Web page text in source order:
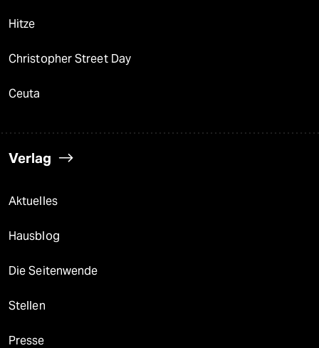
Hitze
Christopher Street Day
Ceuta
Verlag
Aktuelles
Hausblog
Die Seitenwende
Stellen
Presse